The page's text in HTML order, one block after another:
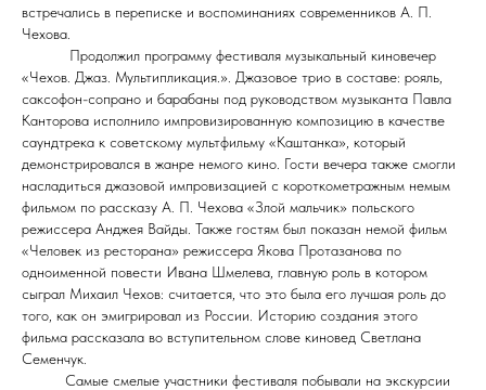
встречались в переписке и воспоминаниях современников А. П.
Чехова.
Продолжил программу фестиваля музыкальный киновечер
«Чехов. Джаз. Мультипликация.». Джазовое трио в составе: рояль,
саксофон-сопрано и барабаны под руководством музыканта Павла
Канторова исполнило импровизированную композицию в качестве
саундтрека к советскому мультфильму «Каштанка», который
демонстрировался в жанре немого кино. Гости вечера также смогли
насладиться джазовой импровизацией с короткометражным немым
фильмом по рассказу А. П. Чехова «Злой мальчик» польского
режиссера Анджея Вайды. Также гостям был показан немой фильм
«Человек из ресторана» режиссера Якова Протазанова по
одноименной повести Ивана Шмелева, главную роль в котором
сыграл Михаил Чехов: считается, что это была его лучшая роль до
того, как он эмигрировал из России. Историю создания этого
фильма рассказала во вступительном слове киновед Светлана
Семенчук.
Самые смелые участники фестиваля побывали на экскурсии